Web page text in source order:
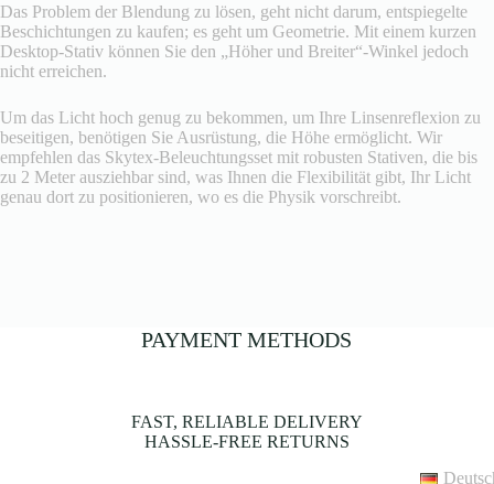
Das Problem der Blendung zu lösen, geht nicht darum, entspiegelte
Beschichtungen zu kaufen; es geht um Geometrie. Mit einem kurzen
Desktop-Stativ können Sie den „Höher und Breiter“-Winkel jedoch
nicht erreichen.
Um das Licht hoch genug zu bekommen, um Ihre Linsenreflexion zu
beseitigen, benötigen Sie Ausrüstung, die Höhe ermöglicht. Wir
empfehlen das Skytex-Beleuchtungsset mit robusten Stativen, die bis
zu 2 Meter ausziehbar sind, was Ihnen die Flexibilität gibt, Ihr Licht
genau dort zu positionieren, wo es die Physik vorschreibt.
PAYMENT METHODS
FAST, RELIABLE DELIVERY
HASSLE-FREE RETURNS